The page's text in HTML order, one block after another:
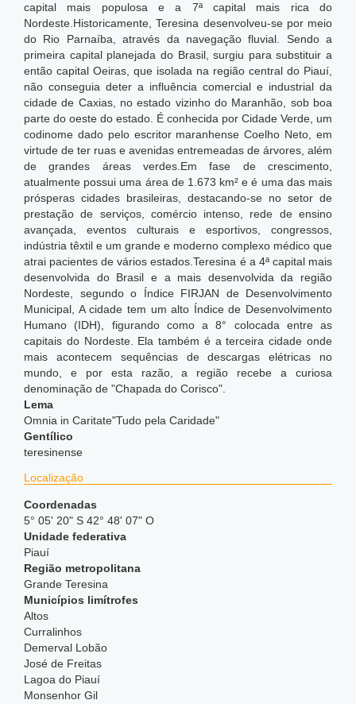
capital mais populosa e a 7ª capital mais rica do
Nordeste. Historicamente, Teresina desenvolveu-se por meio
do Rio Parnaíba, através da navegação fluvial. Sendo a
primeira capital planejada do Brasil, surgiu para substituir a
então capital Oeiras, que isolada na região central do Piauí,
não conseguia deter a influência comercial e industrial da
cidade de Caxias, no estado vizinho do Maranhão, sob boa
parte do oeste do estado. É conhecida por Cidade Verde, um
codinome dado pelo escritor maranhense Coelho Neto, em
virtude de ter ruas e avenidas entremeadas de árvores, além
de grandes áreas verdes.Em fase de crescimento,
atualmente possui uma área de 1.673 km² e é uma das mais
prósperas cidades brasileiras, destacando-se no setor de
prestação de serviços, comércio intenso, rede de ensino
avançada, eventos culturais e esportivos, congressos,
indústria têxtil e um grande e moderno complexo médico que
atrai pacientes de vários estados.Teresina é a 4ª capital mais
desenvolvida do Brasil e a mais desenvolvida da região
Nordeste, segundo o Índice FIRJAN de Desenvolvimento
Municipal, A cidade tem um alto Índice de Desenvolvimento
Humano (IDH), figurando como a 8° colocada entre as
capitais do Nordeste. Ela também é a terceira cidade onde
mais acontecem sequências de descargas elétricas no
mundo,
e por esta razão, a região recebe a curiosa
denominação de "Chapada do Corisco".
Lema
Omnia in Caritate"Tudo pela Caridade"
Gentílico
teresinense
Localização
Coordenadas
5° 05' 20" S 42° 48' 07" O
Unidade federativa
Piauí
Região metropolitana
Grande Teresina
Municípios limítrofes
Altos
Curralinhos
Demerval Lobão
José de Freitas
Lagoa do Piauí
Monsenhor Gil